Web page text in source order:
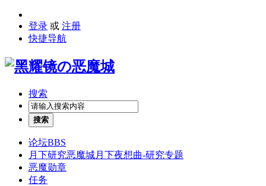
登录 或 注册
快捷导航
搜索
搜索
论坛BBS
月下研究恶魔城月下夜想曲-研究专题
恶魔勋章
任务